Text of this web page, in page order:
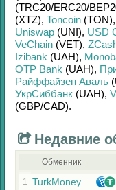
(TRC20/ERC20/
(XTZ), Toncoin (TON),
Uniswap (UNI), USD
VeChain (VET),
Izibank (UAH),
OTP Bank (UAH),
Райффайзен Аваль
УкрСиббанк (UAH),
(GBP/CAD).
Недавние
Обменник
1 TurkMoney